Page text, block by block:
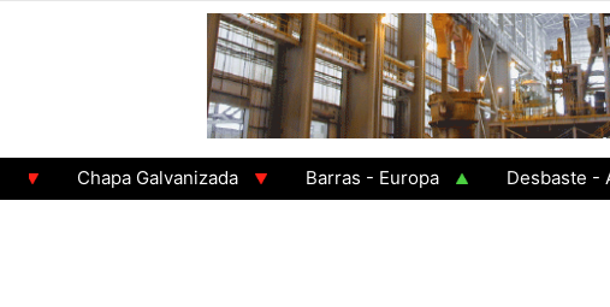
Chapa Galvanizada Barras - Europa Desbaste - Asia